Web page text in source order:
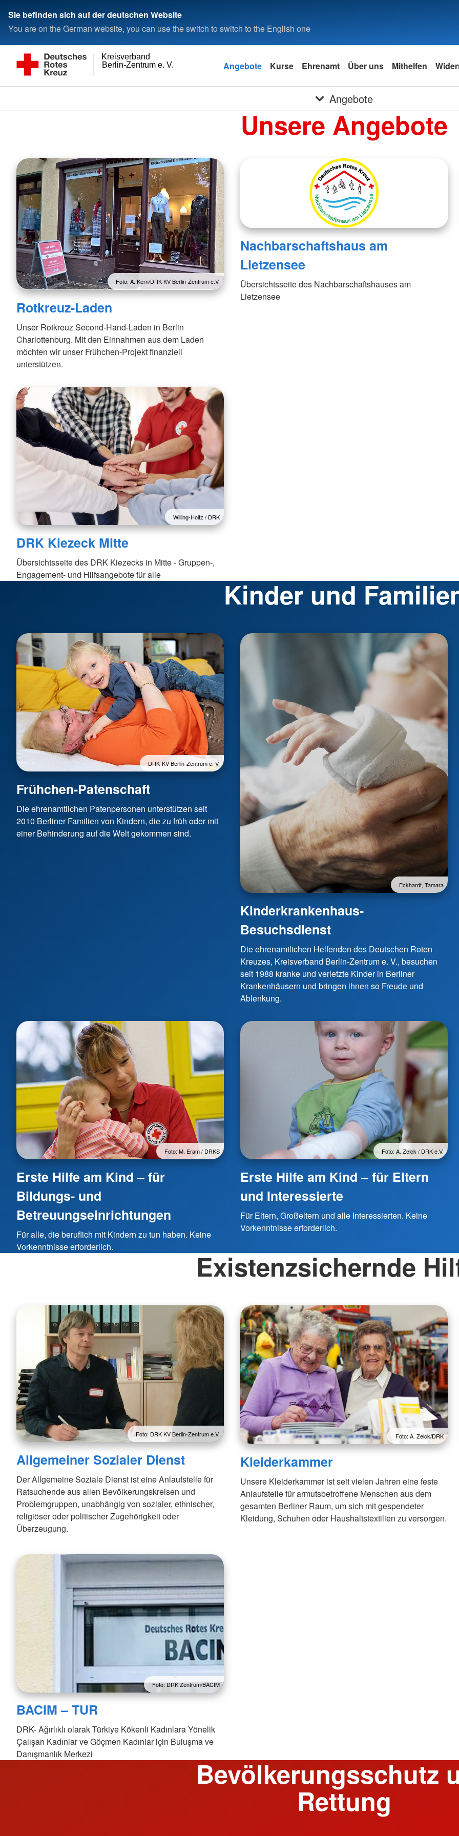
Sie befinden sich auf der deutschen Website
You are on the German website, you can use the switch to switch to the English one
Berlin-Zentrum e. V.
Kreisverband
Angebote Kurse Ehrenamt Über uns Mithelfen
Angebote
Unsere Angebote
Foto: A. Kern/DRK KV Berlin-Zentrum e.V.
Rotkreuz-Laden
Unser Rotkreuz Second-Hand-Laden in Berlin
Charlottenburg. Mit den Einnahmen aus dem Laden
möchten wir unser Frühchen-Projekt finanziell
unterstützen.
Nachbarschaftshaus am
Lietzensee
Übersichtsseite des Nachbarschaftshauses am
Lietzensee
Willing-Holtz / DRK
DRK Kiezeck Mitte
Übersichtsseite des DRK Kiezecks in Mitte - Gruppen-,
Engagement- und Hilfsangebote für alle
Kinder und
DRK-KV Berlin-Zentrum e. V.
Frühchen-Patenschaft
Die ehrenamtlichen Patenpersonen unterstützen seit
2010 Berliner Familien von Kindern, die zu früh oder mit
einer Behinderung auf die Welt gekommen sind.
Eckhardt, Tamara
Kinderkrankenhaus-
Besuchsdienst
Die ehrenamtlichen Helfenden des Deutschen Roten
Kreuzes, Kreisverband Berlin-Zentrum e. V., besuchen
seit 1988 kranke und verletzte Kinder in Berliner
Krankenhäusern und bringen ihnen so Freude und
Ablenkung.
Foto: M. Eram / DRKS
Erste Hilfe am Kind – für
Bildungs- und
Betreuungseinrichtungen
Für alle, die beruflich mit Kindern zu tun haben. Keine
Vorkenntnisse erforderlich.
Foto: A. Zelck / DRK e.V.
Erste Hilfe am Kind – für Eltern
und Interessierte
Für Eltern, Großeltern und alle Interessierten. Keine
Vorkenntnisse erforderlich.
Existenzsichernde
Foto: DRK KV Berlin-Zentrum e.V.
Allgemeiner Sozialer Dienst
Der Allgemeine Soziale Dienst ist eine Anlaufstelle für
Ratsuchende aus allen Bevölkerungskreisen und
Problemgruppen, unabhängig von sozialer, ethnischer,
religiöser oder politischer Zugehörigkeit oder
Überzeugung.
Foto: A. Zelck/DRK
Kleiderkammer
Unsere Kleiderkammer ist seit vielen Jahren eine feste
Anlaufstelle für armutsbetroffene Menschen aus dem
gesamten Berliner Raum, um sich mit gespendeter
Kleidung, Schuhen oder Haushaltstextilien zu versorgen.
Foto: DRK Zentrum/BACIM
BACIM – TUR
DRK- Ağırlıklı olarak Türkiye Kökenli Kadınlara Yönelik
Çalışan Kadınlar ve Göçmen Kadınlar için Buluşma ve
Danışmanlık Merkezi
Bevölkerungsschutz
Rettung